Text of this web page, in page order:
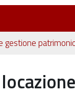
gestione